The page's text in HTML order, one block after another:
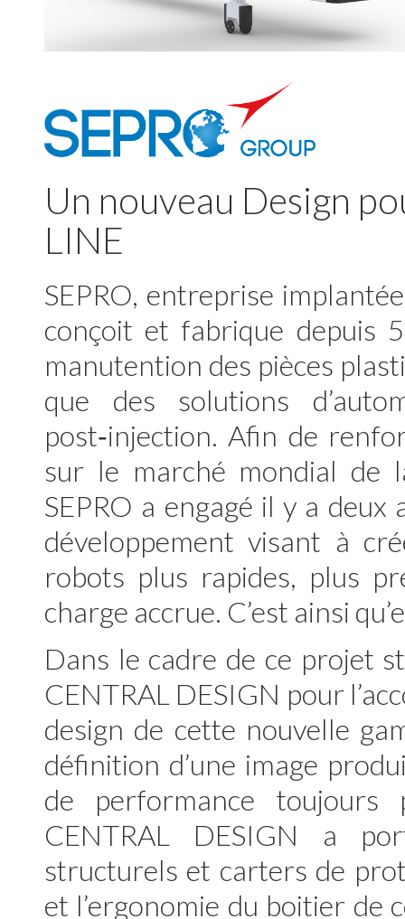
Un nouveau Design
LINE
SEPRO, entreprise
conçoit et fabrique depuis
manutention des pièces
que des solutions
post‑injection. Afin de
sur le marché mondial de
SEPRO a engagé il y a
développement visant à
robots plus rapides, plus
charge accrue. C’est ainsi
Dans le cadre de ce projet
CENTRAL DESIGN pour
design de cette nouvelle
définition d’une image
de performance toujours
CENTRAL DESIGN a
structurels et carters de
et l’ergonomie du boitier de